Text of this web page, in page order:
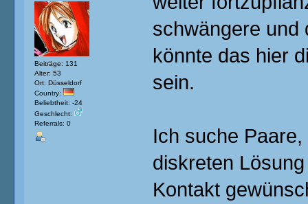
Beiträge: 131
Alter: 53
Ort: Düsseldorf
Country:
Beliebtheit: -24
Geschlecht:
Referrals: 0
schwängere und
könnte das hier
sein.
Ich suche
diskreten
Kontakt